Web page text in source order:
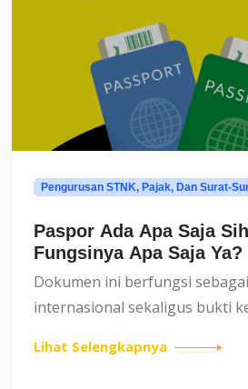
Pengurusan STNK, Pajak, Dan Surat-
Paspor Ada Apa Saja
Fungsinya Apa Saja Ya?
Dokumen ini berfungsi
internasional sekaligus bukti
pemeriksaan imigrasi atau
Lihat Selengkapnya